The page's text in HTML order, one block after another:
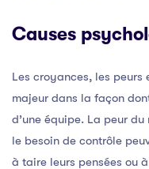
Causes
Les croyances, les peurs
majeur dans la façon
d’une équipe. La peur
le besoin de contrôle
à taire leurs pensées ou